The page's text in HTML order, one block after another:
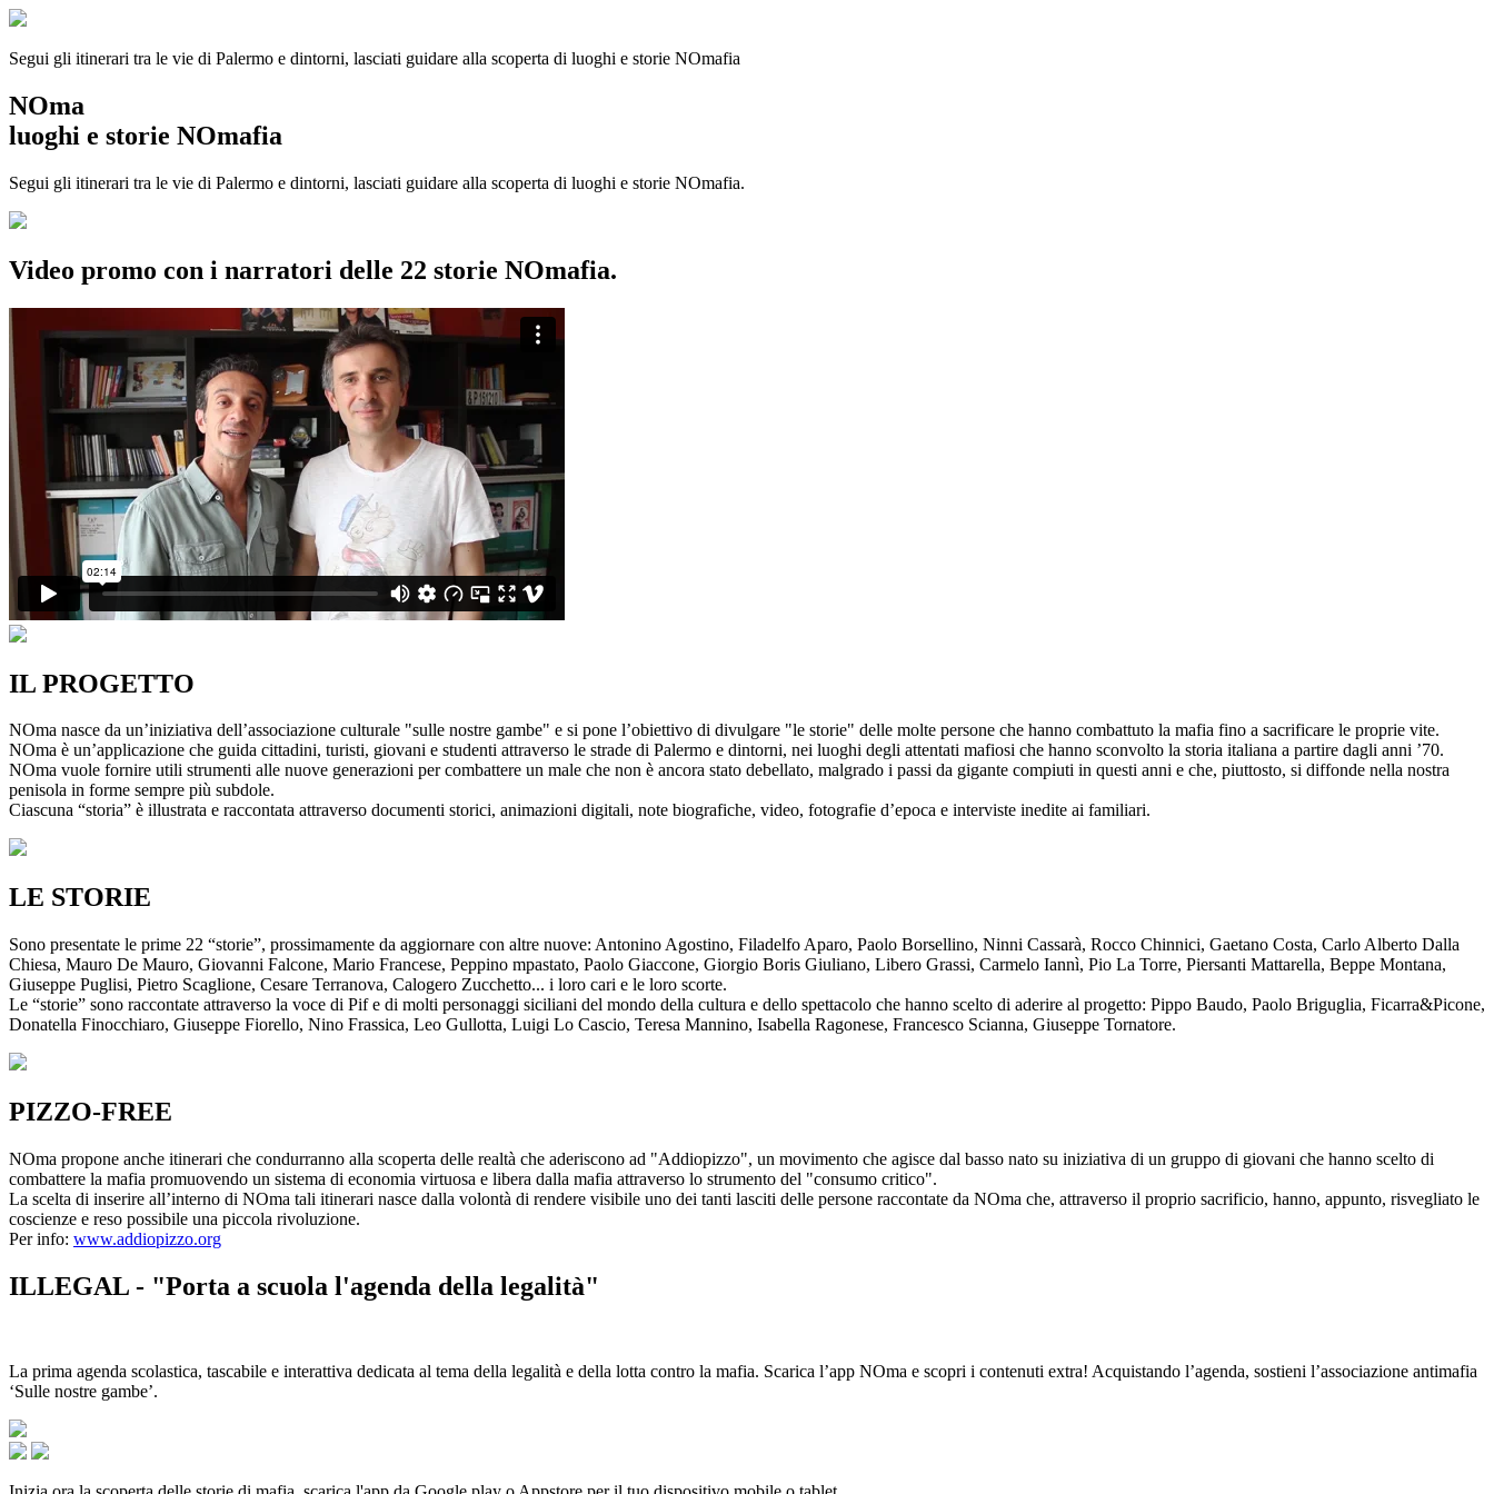
Segui gli itinerari tra le vie di Palermo e dintorni, lasciati guidare alla scoperta di luoghi e storie NOmafia
NOma
luoghi e storie NOmafia
Segui gli itinerari tra le vie di Palermo e dintorni, lasciati guidare alla scoperta di luoghi e storie NOmafia.
Video promo con i narratori delle 22 storie NOmafia.
IL PROGETTO
NOma nasce da un’iniziativa dell’associazione culturale "sulle nostre gambe" e si pone l’obiettivo di divulgare "le storie" delle molte persone che hanno combattuto la mafia fino a sacrificare le proprie vite.
NOma è un’applicazione che guida cittadini, turisti, giovani e studenti attraverso le strade di Palermo e dintorni, nei luoghi degli attentati mafiosi che hanno sconvolto la storia italiana a partire dagli anni ’70.
NOma vuole fornire utili strumenti alle nuove generazioni per combattere un male che non è ancora stato debellato, malgrado i passi da gigante compiuti in questi anni e che, piuttosto, si diffonde nella nostra
penisola in forme sempre più subdole.
Ciascuna “storia” è illustrata e raccontata attraverso documenti storici, animazioni digitali, note biografiche, video, fotografie d’epoca e interviste inedite ai familiari.
LE STORIE
Sono presentate le prime 22 “storie”, prossimamente da aggiornare con altre nuove: Antonino Agostino, Filadelfo Aparo, Paolo Borsellino, Ninni Cassarà, Rocco Chinnici, Gaetano Costa, Carlo Alberto Dalla
Chiesa, Mauro De Mauro, Giovanni Falcone, Mario Francese, Peppino mpastato, Paolo Giaccone, Giorgio Boris Giuliano, Libero Grassi, Carmelo Iannì, Pio La Torre, Piersanti Mattarella, Beppe Montana,
Giuseppe Puglisi, Pietro Scaglione, Cesare Terranova, Calogero Zucchetto... i loro cari e le loro scorte.
Le “storie” sono raccontate attraverso la voce di Pif e di molti personaggi siciliani del mondo della cultura e dello spettacolo che hanno scelto di aderire al progetto: Pippo Baudo, Paolo Briguglia, Ficarra&Picone,
Donatella Finocchiaro, Giuseppe Fiorello, Nino Frassica, Leo Gullotta, Luigi Lo Cascio, Teresa Mannino, Isabella Ragonese, Francesco Scianna, Giuseppe Tornatore.
PIZZO-FREE
NOma propone anche itinerari che condurranno alla scoperta delle realtà che aderiscono ad "Addiopizzo", un movimento che agisce dal basso nato su iniziativa di un gruppo di giovani che hanno scelto di
combattere la mafia promuovendo un sistema di economia virtuosa e libera dalla mafia attraverso lo strumento del "consumo critico".
La scelta di inserire all’interno di NOma tali itinerari nasce dalla volontà di rendere visibile uno dei tanti lasciti delle persone raccontate da NOma che, attraverso il proprio sacrificio, hanno, appunto, risvegliato le
coscienze e reso possibile una piccola rivoluzione.
Per info: www.addiopizzo.org
ILLEGAL - "Porta a scuola l'agenda della legalità"
La prima agenda scolastica, tascabile e interattiva dedicata al tema della legalità e della lotta contro la mafia. Scarica l’app NOma e scopri i contenuti extra! Acquistando l’agenda, sostieni l’associazione antimafia
‘Sulle nostre gambe’.